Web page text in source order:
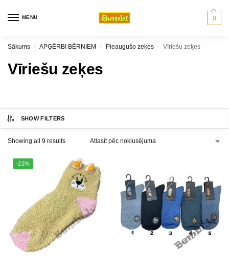
MENU 0
Sākums / APĢĒRBI BĒRNIEM / Pieaugušo zeķes / Vīriešu zeķes
Vīriešu zeķes
SHOW FILTERS
Showing all 9 results
-22%